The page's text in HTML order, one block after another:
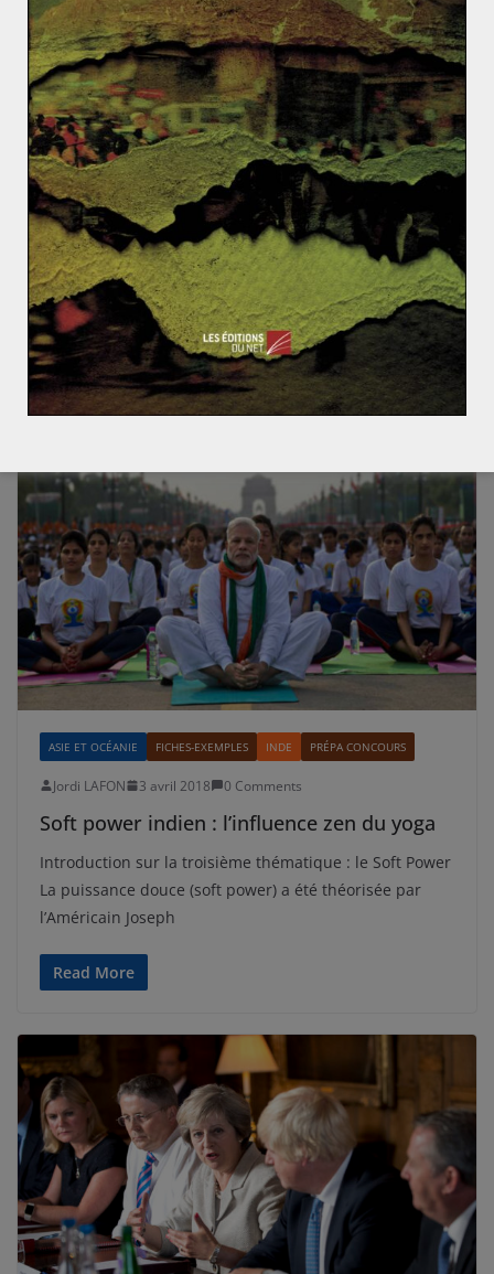
FICHES-EXEMPLES PRÉPA CONCOURS
Jordi LAFON 9 avril 2018 0 Comments
Big Data et manipulations électorales :
l’affaire Facebook/Cambridge Analytica
Introduction sur la quatrième thématique : Technologie
et Mondialisation Le déclin et la survie des
civilisations ont souvent été
Read More
ASIE ET OCÉANIE FICHES-EXEMPLES INDE PRÉPA CONCOURS
Jordi LAFON 3 avril 2018 0 Comments
Soft power indien : l’influence zen du yoga
Introduction sur la troisième thématique : le Soft Power
La puissance douce (soft power) a été théorisée par
l’Américain Joseph
Read More